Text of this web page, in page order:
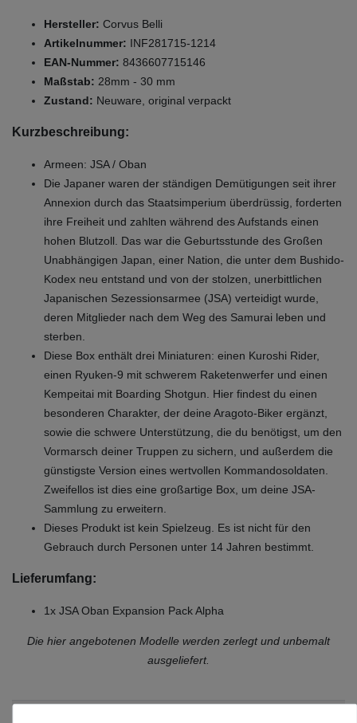
Hersteller: Corvus Belli
Artikelnummer: INF281715-1214
EAN-Nummer: 8436607715146
Maßstab: 28mm - 30 mm
Zustand: Neuware, original verpackt
Kurzbeschreibung:
Armeen: JSA / Oban
Die Japaner waren der ständigen Demütigungen seit ihrer
Annexion durch das Staatsimperium überdrüssig, forderten
ihre Freiheit und zahlten während des Aufstands einen
hohen Blutzoll. Das war die Geburtsstunde des Großen
Unabhängigen Japan, einer Nation, die unter dem Bushido-
Kodex neu entstand und von der stolzen, unerbittlichen
Japanischen Sezessionsarmee (JSA) verteidigt wurde,
deren Mitglieder nach dem Weg des Samurai leben und
sterben.
Diese Box enthält drei Miniaturen: einen Kuroshi Rider,
einen Ryuken-9 mit schwerem Raketenwerfer und einen
Kempeitai mit Boarding Shotgun. Hier findest du einen
besonderen Charakter, der deine Aragoto-Biker ergänzt,
sowie die schwere Unterstützung, die du benötigst, um den
Vormarsch deiner Truppen zu sichern, und außerdem die
günstigste Version eines wertvollen Kommandosoldaten.
Zweifellos ist dies eine großartige Box, um deine JSA-
Sammlung zu erweitern.
Dieses Produkt ist kein Spielzeug. Es ist nicht für den
Gebrauch durch Personen unter 14 Jahren bestimmt.
Lieferumfang:
1x JSA Oban Expansion Pack Alpha
Die hier angebotenen Modelle werden zerlegt und unbemalt
ausgeliefert.